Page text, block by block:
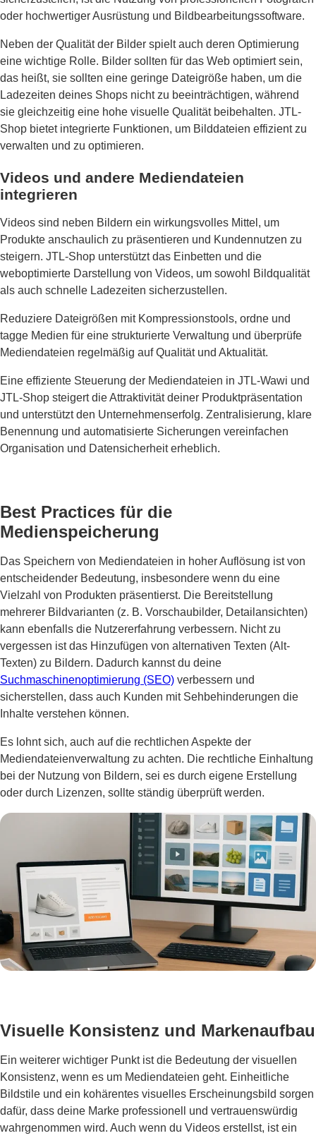
oder hochwertiger Ausrüstung und Bildbearbeitungssoftware.
Neben der Qualität der Bilder spielt auch deren Optimierung
eine wichtige Rolle. Bilder sollten für das Web optimiert sein,
das heißt, sie sollten eine geringe Dateigröße haben, um die
Ladezeiten deines Shops nicht zu beeinträchtigen, während
sie gleichzeitig eine hohe visuelle Qualität beibehalten. JTL-
Shop bietet integrierte Funktionen, um Bilddateien effizient zu
verwalten und zu optimieren.
Videos und andere Mediendateien
integrieren
Videos sind neben Bildern ein wirkungsvolles Mittel, um
Produkte anschaulich zu präsentieren und Kundennutzen zu
steigern. JTL-Shop unterstützt das Einbetten und die
weboptimierte Darstellung von Videos, um sowohl Bildqualität
als auch schnelle Ladezeiten sicherzustellen.
Reduziere Dateigrößen mit Kompressionstools, ordne und
tagge Medien für eine strukturierte Verwaltung und überprüfe
Mediendateien regelmäßig auf Qualität und Aktualität.
Eine effiziente Steuerung der Mediendateien in JTL-Wawi und
JTL-Shop steigert die Attraktivität deiner Produktpräsentation
und unterstützt den Unternehmenserfolg. Zentralisierung, klare
Benennung und automatisierte Sicherungen vereinfachen
Organisation und Datensicherheit erheblich.
Best Practices für die
Medienspeicherung
Das Speichern von Mediendateien in hoher Auflösung ist von
entscheidender Bedeutung, insbesondere wenn du eine
Vielzahl von Produkten präsentierst. Die Bereitstellung
mehrerer Bildvarianten (z. B. Vorschaubilder, Detailansichten)
kann ebenfalls die Nutzererfahrung verbessern. Nicht zu
vergessen ist das Hinzufügen von alternativen Texten (Alt-
Texten) zu Bildern. Dadurch kannst du deine
Suchmaschinenoptimierung (SEO) verbessern und
sicherstellen, dass auch Kunden mit Sehbehinderungen die
Inhalte verstehen können.
Es lohnt sich, auch auf die rechtlichen Aspekte der
Mediendateienverwaltung zu achten. Die rechtliche Einhaltung
bei der Nutzung von Bildern, sei es durch eigene Erstellung
oder durch Lizenzen, sollte ständig überprüft werden.
Visuelle Konsistenz und Markenaufbau
Ein weiterer wichtiger Punkt ist die Bedeutung der visuellen
Konsistenz, wenn es um Mediendateien geht. Einheitliche
Bildstile und ein kohärentes visuelles Erscheinungsbild sorgen
dafür, dass deine Marke professionell und vertrauenswürdig
wahrgenommen wird. Auch wenn du Videos erstellst, ist ein